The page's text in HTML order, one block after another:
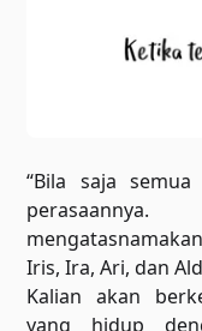
“Bila saja
Iris, Ira, Ari, dan
Kalian akan
yang hidup